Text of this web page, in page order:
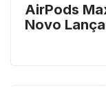
AirPods
Novo